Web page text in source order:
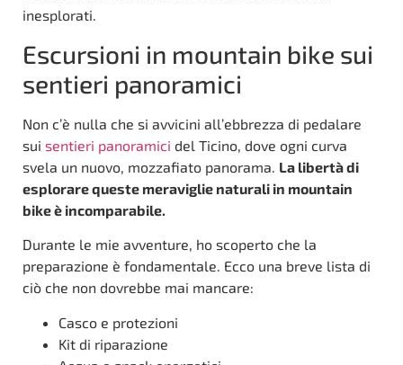
inesplorati.
Escursioni in mountain bike sui
sentieri panoramici
Non c’è nulla che si avvicini all’ebbrezza di pedalare
sui sentieri panoramici del Ticino, dove ogni curva
svela un nuovo, mozzafiato panorama. La libertà di
esplorare queste meraviglie naturali in mountain
bike è incomparabile.
Durante le mie avventure, ho scoperto che la
preparazione è fondamentale. Ecco una breve lista di
ciò che non dovrebbe mai mancare:
Casco e protezioni
Kit di riparazione